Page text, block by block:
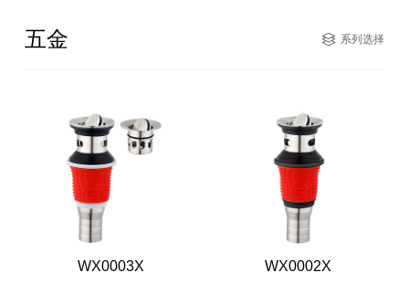
五金 系列选择
WX0003X WX0002X